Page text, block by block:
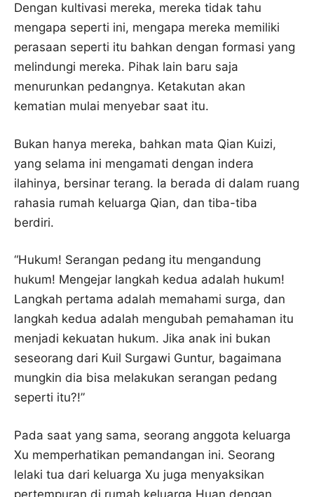
Dengan kultivasi mereka, mereka tidak tahu
mengapa seperti ini, mengapa mereka memiliki
perasaan seperti itu bahkan dengan formasi yang
melindungi mereka. Pihak lain baru saja
menurunkan pedangnya. Ketakutan akan
kematian mulai menyebar saat itu.
Bukan hanya mereka, bahkan mata Qian Kuizi,
yang selama ini mengamati dengan indera
ilahinya, bersinar terang. Ia berada di dalam ruang
rahasia rumah keluarga Qian, dan tiba-tiba
berdiri.
“Hukum! Serangan pedang itu mengandung
hukum! Mengejar langkah kedua adalah hukum!
Langkah pertama adalah memahami surga, dan
langkah kedua adalah mengubah pemahaman itu
menjadi kekuatan hukum. Jika anak ini bukan
seseorang dari Kuil Surgawi Guntur, bagaimana
mungkin dia bisa melakukan serangan pedang
seperti itu?!”
Pada saat yang sama, seorang anggota keluarga
Xu memperhatikan pemandangan ini. Seorang
lelaki tua dari keluarga Xu juga menyaksikan
pertempuran di rumah keluarga Huan dengan